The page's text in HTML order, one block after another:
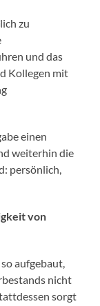
zu
und das
Kollegen mit
einen
weiterhin die
persönlich,
von
aufgebaut,
nicht
sorgt